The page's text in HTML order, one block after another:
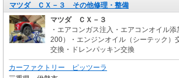
マツダ ＣＸ－３ その他修理・整備
マツダ ＣＸ－３
・エアコンガス注入・エアコンオイル
200）・エンジンオイル（シーテック）
交換・ドレンパッキン交換
カーファクトリー ピッツーラ